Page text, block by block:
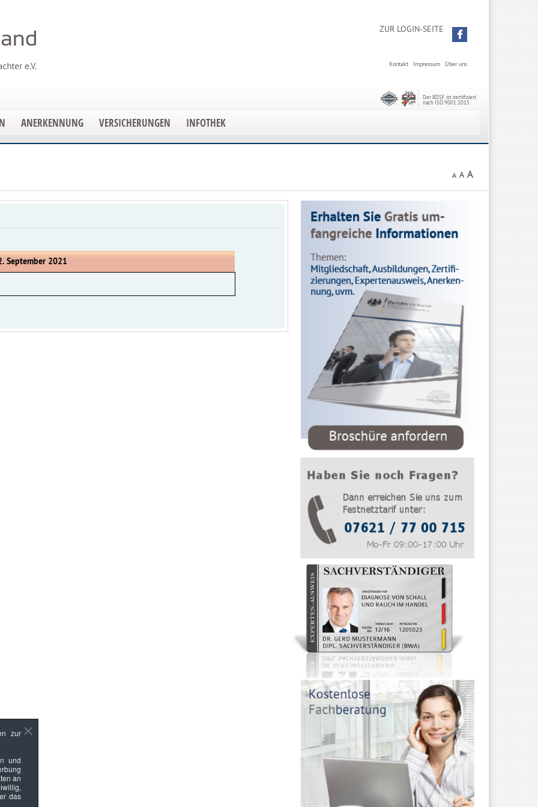
ZUR LOGIN-SEITE
Über uns
Impressum
Kontakt
Der BDSF ist zertifiziert
nach ISO 9001:2015
ANERKENNUNG VERSICHERUNGEN INFOTHEK
A A A
September 2021
zur
und
an
das